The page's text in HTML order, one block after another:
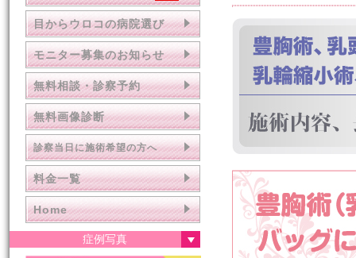
目からウロコの病院選び
モニター募集のお知らせ
無料相談・診察予約
無料画像診断
診察当日に施術希望の方へ
料金一覧
Home
症例写真